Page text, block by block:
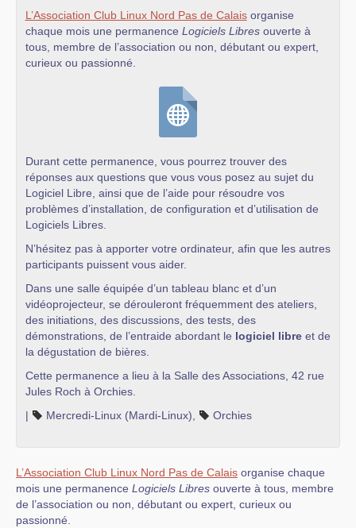
L’Association Club Linux Nord Pas de Calaisorganise
chaque mois une permanence Logiciels Libresouverte à
tous, membre de l’association ou non, débutant ou expert,
curieux ou passionné.
Durant cette permanence, vous pourrez trouver des
réponses aux questions que vous vous posez au sujet du
Logiciel Libre, ainsi que de l’aide pour résoudre vos
problèmes d’installation, de configuration et d’utilisation de
Logiciels Libres.
N’hésitez pas à apporter votre ordinateur, afin que les autres
participants puissent vous aider.
Dans une salle équipée d’un tableau blanc et d’un
vidéoprojecteur, se dérouleront fréquemment des ateliers,
des initiations, des discussions, des tests, des
démonstrations, de l’entraide abordant le logiciel libreet de
la dégustation de bières.
Cette permanence a lieu à la Salle des Associations, 42 rue
Jules Roch à Orchies.
|
Mercredi-Linux (Mardi-Linux) Orchies
L’Association Club Linux Nord Pas de Calais organise chaque
mois une permanence Logiciels Libres ouverte à tous, membre
de l’association ou non, débutant ou expert, curieux ou
passionné.